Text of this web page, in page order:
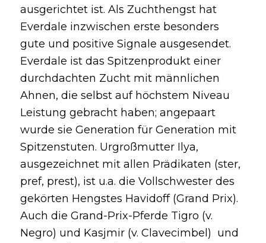
ausgerichtet ist. Als Zuchthengst hat
Everdale inzwischen erste besonders
gute und positive Signale ausgesendet.
Everdale ist das Spitzenprodukt einer
durchdachten Zucht mit männlichen
Ahnen, die selbst auf höchstem Niveau
Leistung gebracht haben; angepaart
wurde sie Generation für Generation mit
Spitzenstuten. Urgroßmutter Ilya,
ausgezeichnet mit allen Prädikaten (ster,
pref, prest), ist u.a. die Vollschwester des
gekörten Hengstes Havidoff (Grand Prix).
Auch die Grand-Prix-Pferde Tigro (v.
Negro) und Kasjmir (v. Clavecimbel) und